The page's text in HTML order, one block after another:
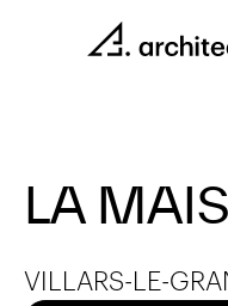
LA
VILLARS-LE-